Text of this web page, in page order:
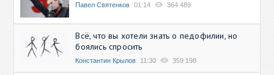
Павел Святенков 01:14 364 489
Всё, что вы хотели знать о педофилии, но
боялись спросить
Константин Крылов 11:30 359 198